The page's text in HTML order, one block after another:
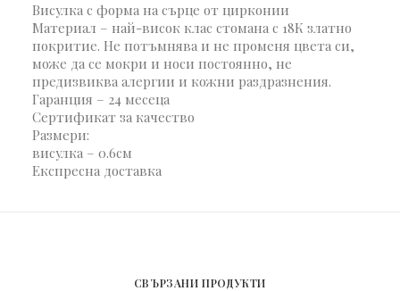
Висулка с форма на сърце от цирконии
Материал – най-висок клас стомана с 18К златно
покритие. Не потъмнява и не променя цвета си,
може да се мокри и носи постоянно, не
предизвиква алергии и кожни раздразнения.
Гаранция – 24 месеца
Сертификат за качество
Размери:
висулка – 0.6см
Експресна доставка
СВЪРЗАНИ ПРОДУКТИ